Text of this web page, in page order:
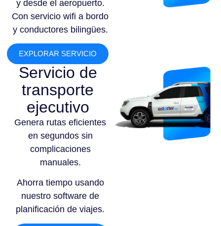
y desde el aeropuerto.
Con servicio wifi a bordo
y conductores bilingües.
EXPLORAR SERVICIO
Servicio de
transporte
ejecutivo
Genera rutas eficientes
en segundos sin
complicaciones
manuales.
Ahorra tiempo usando
nuestro software de
planificación de viajes.